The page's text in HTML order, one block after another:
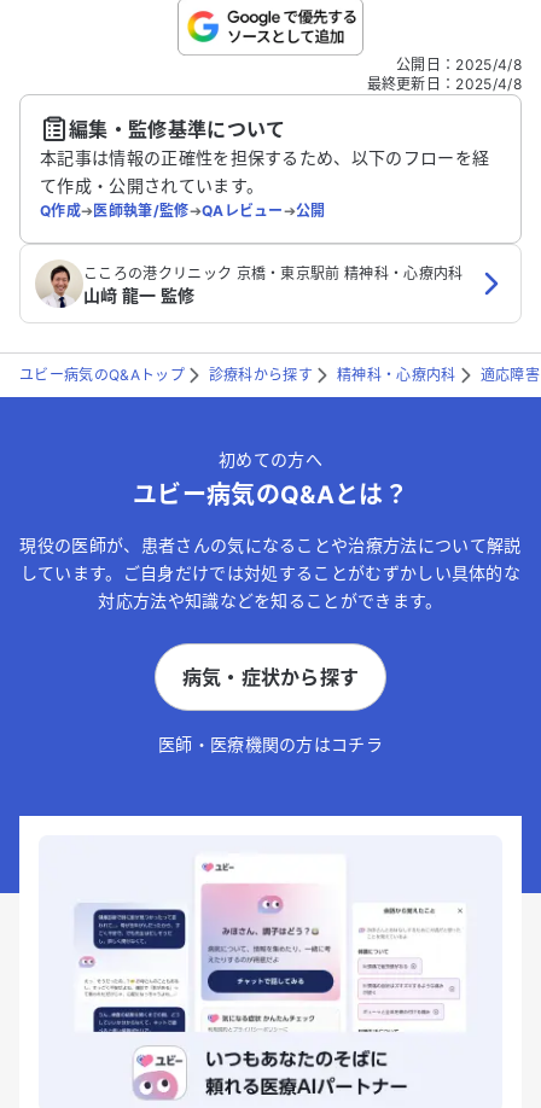
将来への影響を考えると踏み切れない様子
です。 このような状況の中、娘は精神科を
てどのように支えてあげれば良いのか、ア
ドバイスをいただけると幸いです。
こちらは送信専用のフォームです。氏名やご自身の病気の詳細な
送信する
公開日 ： 2025/4/8
最終更新日 ： 2025/4/8
編集・監修基準について
本記事は情報の正確性を担保するため、以下のフローを経
て作成・公開されています。
Q作成➔医師執筆/監修➔QAレビュー➔公開
こころの港クリニック 京橋・東京駅前 精神科・心療内科
山﨑 龍一 監修
ユビー病気のQ&Aトップ 診療科から探す 精神科・心療内科 適応障害
初めての方へ
ユビー病気のQ&Aとは？
現役の医師が、患者さんの気になることや治療方法について解説
しています。ご自身だけでは対処することがむずかしい具体的な
対応方法や知識などを知ることができます。
病気・症状から探す
医師・医療機関の方はコチラ